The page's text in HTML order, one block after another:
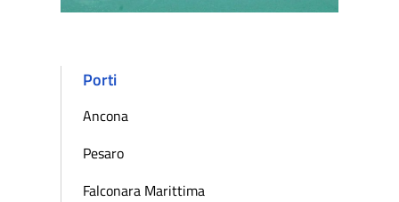
Porti
Ancona
Pesaro
Falconara Marittima